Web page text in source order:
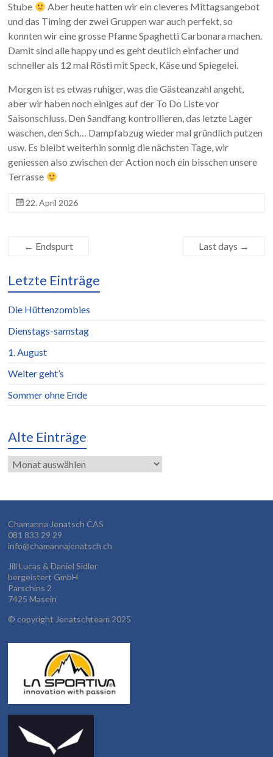
Stube
Aber heute hatten wir ein cleveres Mittagsangebot
und das Timing der zwei Gruppen war auch perfekt, so
konnten wir eine grosse Pfanne Spaghetti Carbonara machen.
Damit sind alle happy und es geht deutlich einfacher und
schneller als 12 mal Rösti mit Speck, Käse und Spiegelei.
Morgen ist es etwas ruhiger, was die Gästeanzahl angeht,
aber wir haben noch einiges auf der To Do Liste vor
Saisonschluss. Den Sandfang kontrollieren, das letzte Lager
waschen, den Sch… Dampfabzug wieder mal gründlich putzen
usw. Es bleibt weiterhin sonnig die nächsten Tage, wir
geniessen also zwischen der Action noch ein bisschen unsere
Terrasse
22. April 2026
← Endspurt Last days →
Letzte Einträge
Die Hüttenzombies
Dienstags-samstag
1. August
Weiter geht’s
Sommer ohne Ende
Alte Einträge
Alte
Einträge
Chamanna Jenatsch CAS
081 833 29 29
info@chamannajenatsch.ch
Jill Lucas & Daniel Sidler
bergeistert GmbH
Parschins 2
7425 Masein
© copyright Jenatschteam 2025